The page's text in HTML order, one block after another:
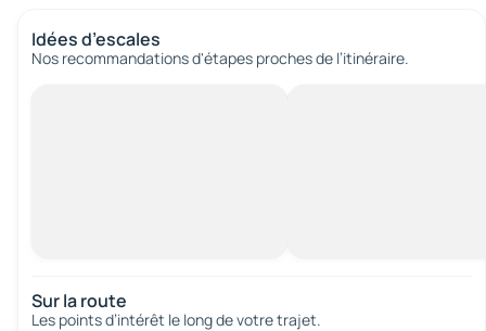
Idées d’escales
Nos recommandations d'étapes proches de l’itinéraire.
Sur la route
Les points d’intérêt le long de votre trajet.